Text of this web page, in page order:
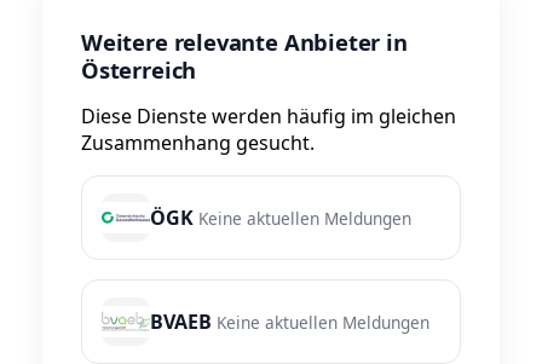
Weitere relevante Anbieter in
Österreich
Diese Dienste werden häufig im gleichen
Zusammenhang gesucht.
ÖGK Keine aktuellen Meldungen
BVAEB Keine aktuellen Meldungen